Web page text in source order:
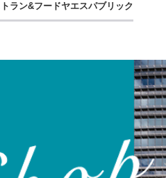
ラン&フードヤエスパブリック